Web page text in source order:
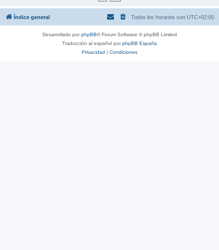
Índice general Todos los horarios son UTC+02:00
Desarrollado porphpBB® Forum Software © phpBB Limited
Traducción al español porphpBB España
Privacidad | Condiciones